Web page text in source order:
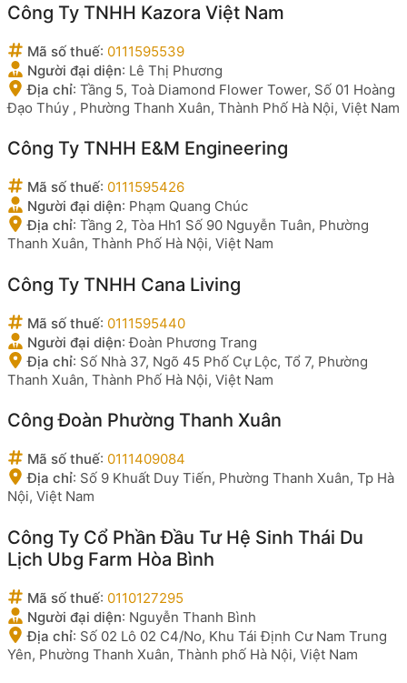
Công Ty TNHH Kazora Việt Nam
Mã số thuế: 0111595539
Người đại diện: Lê Thị Phương
Địa chỉ: Tầng 5, Toà Diamond Flower Tower, Số 01 Hoàng
Đạo Thúy , Phường Thanh Xuân, Thành Phố Hà Nội, Việt Nam
Công Ty TNHH E&M Engineering
Mã số thuế: 0111595426
Người đại diện: Phạm Quang Chúc
Địa chỉ: Tầng 2, Tòa Hh1 Số 90 Nguyễn Tuân, Phường
Thanh Xuân, Thành Phố Hà Nội, Việt Nam
Công Ty TNHH Cana Living
Mã số thuế: 0111595440
Người đại diện:Đoàn Phương Trang
Địa chỉ: Số Nhà 37, Ngõ 45 Phố Cự Lộc, Tổ 7, Phường
Thanh Xuân, Thành Phố Hà Nội, Việt Nam
Công Đoàn Phường Thanh Xuân
Mã số thuế: 0111409084
Địa chỉ: Số 9 Khuất Duy Tiến, Phường Thanh Xuân, Tp Hà
Nội, Việt Nam
Công Ty Cổ Phần Đầu Tư Hệ Sinh Thái Du
Lịch Ubg Farm Hòa Bình
Mã số thuế: 0110127295
Người đại diện: Nguyễn Thanh Bình
Địa chỉ: Số 02 Lô 02 C4/No, Khu Tái Định Cư Nam Trung
Yên, Phường Thanh Xuân, Thành phố Hà Nội, Việt Nam